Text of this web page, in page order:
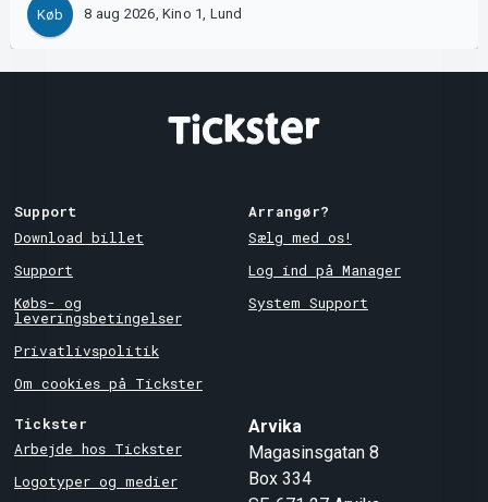
Køb 8 aug 2026, Kino 1, Lund
Support
Download billet
Support
Købs- og
leveringsbetingelser
Privatlivspolitik
Om cookies på Tickster
Arrangør?
Sælg med os!
Log ind på Manager
System Support
Tickster
Arbejde hos Tickster
Logotyper og medier
Arvika
Magasinsgatan 8
Box 334